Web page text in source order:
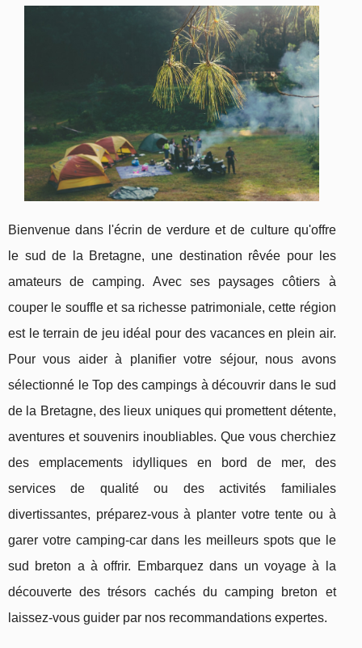
Bienvenue dans l'écrin de verdure et de culture qu'offre
le sud de la Bretagne, une destination rêvée pour les
amateurs de camping. Avec ses paysages côtiers à
couper le souffle et sa richesse patrimoniale, cette région
est le terrain de jeu idéal pour des vacances en plein air.
Pour vous aider à planifier votre séjour, nous avons
sélectionné le Top des campings à découvrir dans le sud
de la Bretagne, des lieux uniques qui promettent détente,
aventures et souvenirs inoubliables. Que vous cherchiez
des emplacements idylliques en bord de mer, des
services de qualité ou des activités familiales
divertissantes, préparez-vous à planter votre tente ou à
garer votre camping-car dans les meilleurs spots que le
sud breton a à offrir. Embarquez dans un voyage à la
découverte des trésors cachés du camping breton et
laissez-vous guider par nos recommandations expertes.